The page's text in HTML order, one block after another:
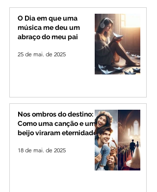
Alto Paranaíba
O Dia em que uma
música me deu um
abraço do meu pai
25 de mai. de 2025
Nos ombros do destino:
Como uma canção e um
beijo viraram eternidade
18 de mai. de 2025